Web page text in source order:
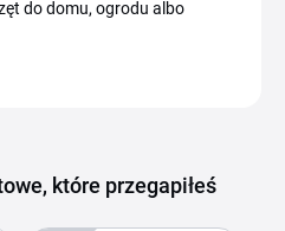
do domu, ogrodu albo
które przegapiłeś